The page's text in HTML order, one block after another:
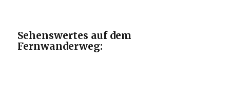
Sehenswertes auf dem
Fernwanderweg: